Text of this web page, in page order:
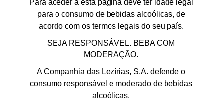
Para aceder a esta página deve ter idade legal
para o consumo de bebidas alcoólicas, de
acordo com os termos legais do seu país.
SEJA RESPONSÁVEL. BEBA COM
MODERAÇÃO.
A Companhia das Lezírias, S.A. defende o
consumo responsável e moderado de bebidas
alcoólicas.